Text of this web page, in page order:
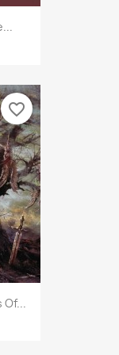
Of...
favorite_border